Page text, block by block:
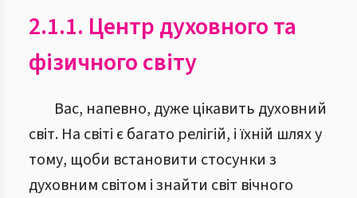
2.1.1. Центр духовного та
фізичного світу
Вас, напевно, дуже цікавить духовний
світ. На світі є багато релігій, і їхній шлях у
тому, щоби встановити стосунки з
духовним світом і знайти світ вічного